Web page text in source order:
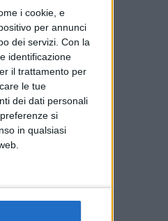
i cookie, e
per annunci
dei servizi. Con la
identificazione
il trattamento per
le tue
dei dati personali
si
in qualsiasi